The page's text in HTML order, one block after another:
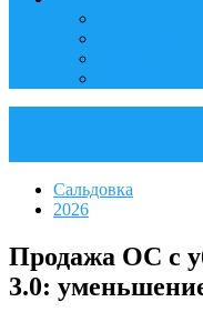
Сальдовка
2026
Продажа ОС с
3.0: